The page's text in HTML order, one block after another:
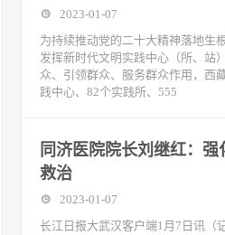
2023-01-07
为持续推动党的二十大精神落地生
发挥新时代文明实践中心（所、站
众、引领群众、服务群众作用，西
践中心、82个实践所、555
同济医院院长刘继红：
救治
2023-01-07
长江日报大武汉客户端1月7日讯（